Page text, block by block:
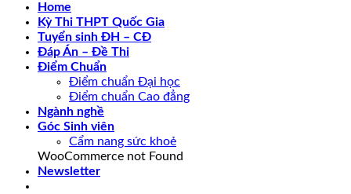
Home
Kỳ Thi THPT Quốc Gia
Tuyển sinh ĐH – CĐ
Đáp Án – Đề Thi
Điểm Chuẩn
Điểm chuẩn Đại học
Điểm chuẩn Cao đẳng
Ngành nghề
Góc Sinh viên
Cẩm nang sức khoẻ
WooCommerce not Found
Newsletter